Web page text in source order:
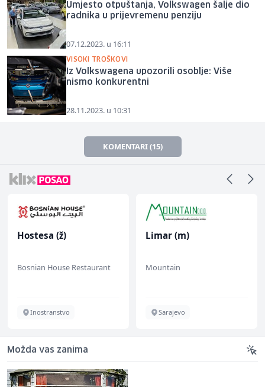
Umjesto otpuštanja, Volkswagen šalje dio
radnika u prijevremenu penziju
07.12.2023. u 16:11
VISOKI TROŠKOVI
Iz Volkswagena upozorili osoblje: Više
nismo konkurentni
28.11.2023. u 10:31
KOMENTARI (15)
Hostesa (ž)
Bosnian House Restaurant
Inostranstvo
Limar (m)
Mountain
Sarajevo
Možda vas zanima